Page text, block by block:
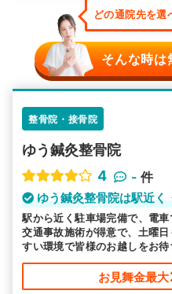
どの通院先を選
そんな時は
整骨院・接骨院
ゆう鍼灸整骨院
4
- 件
ゆう鍼灸整骨院は駅近く
駅から近く駐車場完備で、電車
交通事故施術が得意で、土曜
すい環境で皆様のお越しをお待
お見舞金最大